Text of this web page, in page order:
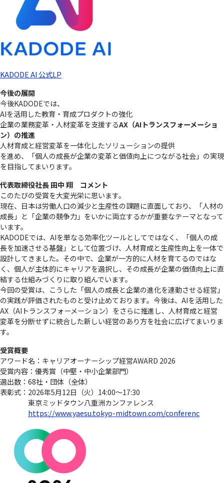
KADODE AI 公式LP
今後の展開
今後KADODEでは、
AIを活用した教育・育成プロダクトの強化
企業の業務変革・人材変革を支援するAX（AIトランスフォーメーショ
ン）の推進
人材育成と経営変革を一体化したソリューションの提供
を進め、「個人の成長が企業の変革と価値向上につながる社会」の実現
を目指してまいります。
代表取締役社長 田中 翔 コメント
このたびの受賞を大変光栄に思います。
現在、日本は労働人口の減少と生産性の課題に直面しており、「人材の
成長」と「企業の競争力」をいかに両立するかが重要なテーマとなって
います。
KADODEでは、AIを単なる効率化ツールとしてではなく、「個人の成
長を加速させる基盤」として位置づけ、人材育成と生産性向上を一体で
設計してきました。その中で、企業が一方的に人材を育てるのではな
く、個人が主体的にキャリアを選択し、その成長が企業の価値向上に直
結する仕組みづくりに取り組んでいます。
今回の受賞は、こうした「個人の成長と企業の進化を連動させる経営」
の実践が評価されたものと受け止めております。今後は、AIを活用した
AX（AIトランスフォーメーション）をさらに推進し、人材育成と経営
変革を分断せずに統合した新しい経営のあり方を社会に広げてまいりま
す。
受賞概要
アワード名：キャリアオーナーシップ経営AWARD 2026
受賞内容：優秀賞（中堅・中小企業部門）
選出数：68社・団体（全体）
表彰式：2026年5月12日（火）14:00～17:30
東京ミッドタウン八重洲カンファレンス
https://www.yaesu.tokyo-midtown.com/conferenc